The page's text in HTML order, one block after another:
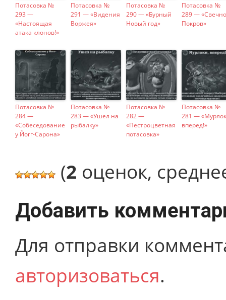
Потасовка №
293 —
«Настоящая
атака клонов!»
Потасовка №
291 — «Видения
Воржея»
Потасовка №
290 — «Бурный
Новый год»
Потасовка №
289 —
Покров»
Потасовка №
284 —
«Собеседование
у Йогг-Сарона»
Потасовка №
283 — «Ушел на
рыбалку»
Потасовка №
282 —
«Пестроцветная
потасовка»
Потасовка №
281 —
вперед!»
(2 оценок,
Добавить
Для отправки
авторизоваться.